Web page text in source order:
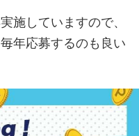
施していますので、
年応募するのも良い